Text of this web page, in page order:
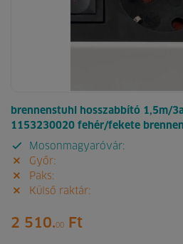
brennenstuhl hosszabbító 1,5m/
1153230020 fehér/fekete
Mosonmagyaróvár:
Győr:
Paks:
Külső raktár:
2 510.00 Ft